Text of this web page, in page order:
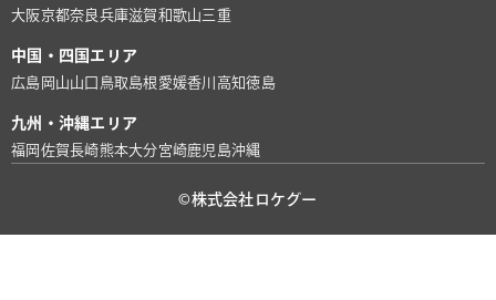
大阪京都奈良兵庫滋賀和歌山 三重
中国・四国エリア
広島 岡山山口 鳥取島根 愛媛香川 高知徳島
九州・沖縄エリア
福岡 佐賀長崎熊本大分宮崎鹿児島沖縄
©株式会社ロケグー